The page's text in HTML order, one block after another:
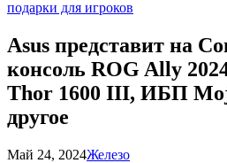
подарки для игроков
Asus представит на
консоль ROG Ally
Thor 1600 III, ИБП
другое
Май 24, 2024Железо